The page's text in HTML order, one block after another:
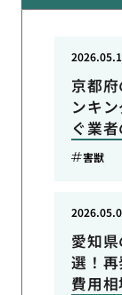
京都
ンキ
ぐ業
害獣
愛知
選！
費用相